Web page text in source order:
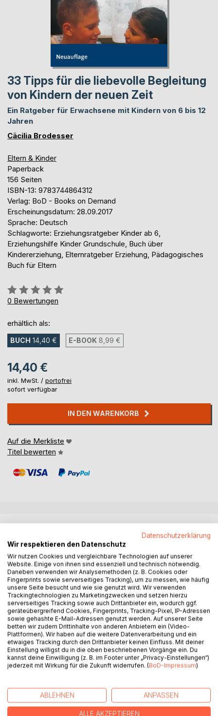
33 Tipps für die liebevolle Begleitung
von Kindern der neuen Zeit
Ein Ratgeber für Erwachsene mit Kindern von 6 bis 12
Jahren
Cäcilia Brodesser
Eltern & Kinder
Paperback
156 Seiten
ISBN-13: 9783744864312
Verlag: BoD - Books on Demand
Erscheinungsdatum: 28.09.2017
Sprache: Deutsch
Schlagworte: Erziehungsratgeber Kinder ab 6,
Erziehungshilfe Kinder Grundschule, Buch über
Kindererziehung, Elternratgeber Erziehung, Pädagogisches
Buch für Eltern
Bewertung::
0%
0 Bewertungen
erhältlich als:
BUCH 14,40 € E-BOOK 8,99 €
14,40 €
inkl. MwSt. / portofrei
sofort verfügbar
IN DEN WARENKORB
Auf die Merkliste
Titel bewerten
Die Kinder der neuen Zeit bringen Begabungen und
Potentiale mit, die für die Erwachsenen oft nicht gleich
erkennbar sind. Durch das Wahrnehmen ihrer Bedürfnisse
und durch Achtsamkeit und Wertschätzung ihrer
besonderen Charaktermerkmale können wir ihnen helfen,
ihre Stärken zu entwickeln und ihre Schwächen zu
überwinden.
Cäcilia Brodesser gibt in ihrem zweiten Ratgeber allen
Erwachsenen, die Kinder vom sechsten bis zum zwölften
Lebensjahr begleiten, wertvolle Anregungen, die das
Zusammenleben mit ihnen erleichtern und bereichern
sollen. Sie bringt ihre reichhaltigen Erfahrungen aus ihrer
Im Rahmen ihrer langjährigen Beratungstätigkeit hat Frau
Brodesser erkannt, dass viele Probleme auf Schocks und
Traumata zurückgehen, die in frühester Jugend auftreten
Datenschutzerklärung
Wir respektieren den Datenschutz
Wir nutzen Cookies und vergleichbare Technologien auf unserer
Website. Einige von ihnen sind essenziell und technisch notwendig.
Daneben verwenden wir Analysemethoden (z. B. Cookies oder
Fingerprints sowie serverseitiges Tracking), um zu messen, wie häufig
unsere Seite besucht und wie sie genutzt wird. Wir verwenden
Trackingtechnologien zu Marketingzwecken und setzen hierzu
serverseitiges Tracking sowie auch Drittanbieter ein, wodurch ggf.
geräteübergreifend Cookies, Fingerprints, Tracking-Pixel, IP-Adressen
sowie gehashte E-Mail-Adressen genutzt werden. Auf unserer Seite
betten wir zudem Drittinhalte von anderen Anbietern ein (Video-
Plattformen). Wir haben auf die weitere Datenverarbeitung und ein
etwaiges Tracking durch den Drittanbieter keinen Einfluss. Mit deiner
Einstellung willigst du in die oben beschriebenen Vorgänge ein. Du
kannst deine Einwilligung (z. B. im Footer unter „Privacy-Einstellungen“)
jederzeit mit Wirkung für die Zukunft widerrufen. (BoD-Impressum)
ABLEHNEN ANPASSEN
ALLE AKZEPTIEREN